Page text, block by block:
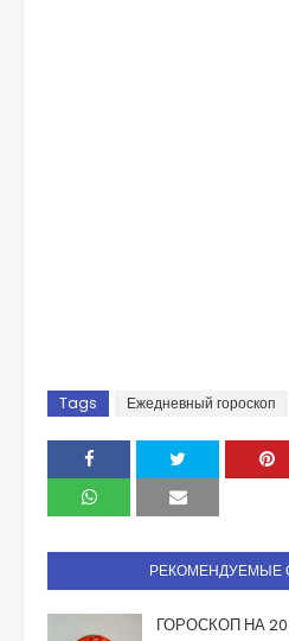
Tags Ежедневный гороскоп
РЕКОМЕНДУЕМЫЕ
ГОРОСКОП НА